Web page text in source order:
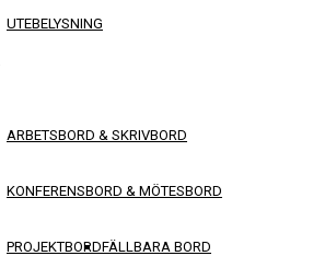
UTEBELYSNING
ARBETSBORD & SKRIVBORD
KONFERENSBORD & MÖTESBORD
PROJEKTBORDFÄLLBARA BORD